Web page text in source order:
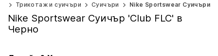
Трикотаж и суичъри Суичъри Nike Sportswear Суичъри
Nike Sportswear Суичър 'Club FLC' в
Черно